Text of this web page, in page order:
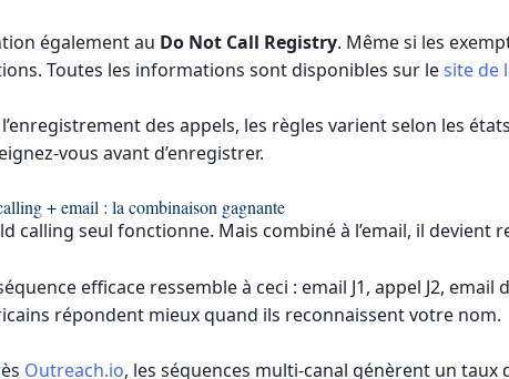
également au Do Not Call Registry. Même si les
Toutes les informations sont disponibles sur lesite de
des appels, les règles varient selon les
vous avant d’enregistrer.
+ email : la combinaison gagnante
calling seul fonctionne. Mais combiné à l’email, il devient
efficace ressemble à ceci : email J1, appel J2, email
répondent mieux quand ils reconnaissent votre nom.
Outreach.io, les séquences multi-canal génèrent un